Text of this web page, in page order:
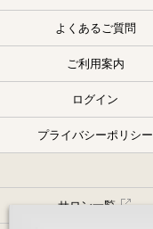
よくあるご質問
ご利用案内
ログイン
プライバシーポリシー
サロン一覧